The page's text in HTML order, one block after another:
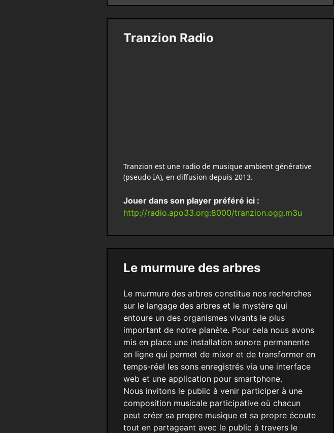
Tranzion Radio
Tranzion est une radio de musique ambient générative
(pseudo IA), en diffusion depuis 2013.
Jouer dans son player préféré ici :
http://radio.apo33.org:8000/tranzion.ogg.m3u
Le murmure des arbres
Le murmure des arbres constitue nos recherches
sur le langage des arbres et le mystère qui
entoure un des organismes vivants le plus
important de notre planète. Pour cela nous avons
mis en place une installation sonore permanente
en ligne qui permet de mixer et de transformer en
temps-réel les sons enregistrés via une interface
web et une application pour smartphone.
Nous invitons le public à venir participer à une
composition musicale participative où chacun
peut créer sa propre musique et sa propre écoute
tout en partageant avec le public à travers le